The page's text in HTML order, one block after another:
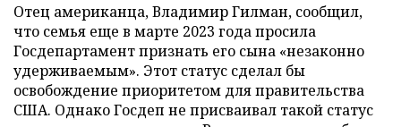
Отец американца, Владимир Гилман, сообщил,
что семья еще в марте 2023 года просила
Госдепартамент признать его сына «незаконно
удерживаемым». Этот статус сделал бы
освобождение приоритетом для правительства
США. Однако Госдеп не присваивал такой статус